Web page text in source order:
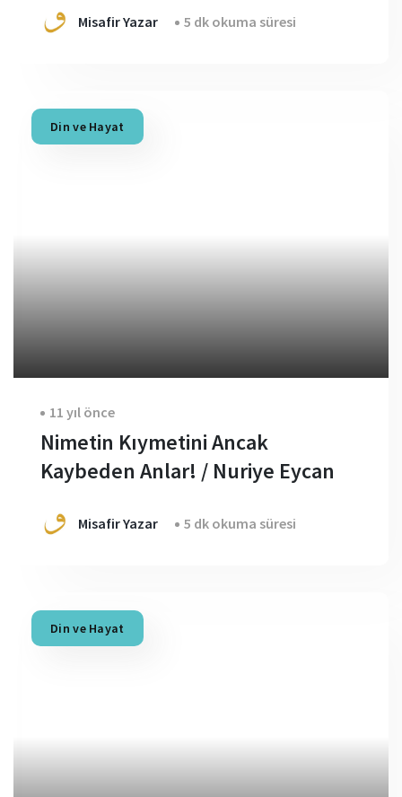
Misafir Yazar 5 dk okuma süresi
Din ve Hayat
11 yıl önce
Nimetin Kıymetini Ancak
Kaybeden Anlar! / Nuriye Eycan
Misafir Yazar 5 dk okuma süresi
Din ve Hayat